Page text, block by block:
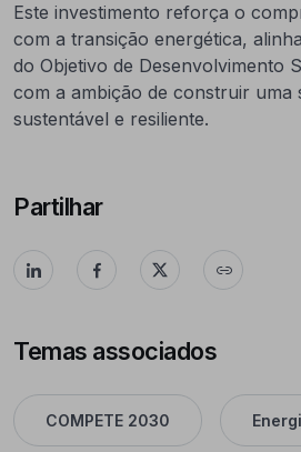
Este investimento reforça o
com a transição energética,
do Objetivo de Desenvolvimento
com a ambição de construir uma
sustentável e resiliente.
Partilhar
Temas associados
COMPETE 2030